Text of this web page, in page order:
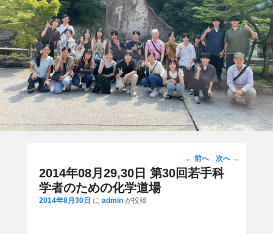
投
稿
← 前へ 次へ →
2014年08月29,30日 第30回若手科
学者のための化学道場
2014年8月30日 に admin が投稿